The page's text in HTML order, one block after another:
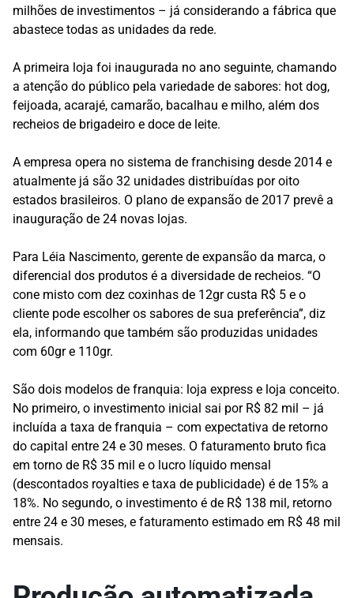
milhões de investimentos – já considerando a fábrica que
abastece todas as unidades da rede.
A primeira loja foi inaugurada no ano seguinte, chamando
a atenção do público pela variedade de sabores: hot dog,
feijoada, acarajé, camarão, bacalhau e milho, além dos
recheios de brigadeiro e doce de leite.
A empresa opera no sistema de franchising desde 2014 e
atualmente já são 32 unidades distribuídas por oito
estados brasileiros. O plano de expansão de 2017 prevê a
inauguração de 24 novas lojas.
Para Léia Nascimento, gerente de expansão da marca, o
diferencial dos produtos é a diversidade de recheios. “O
cone misto com dez coxinhas de 12gr custa R$ 5 e o
cliente pode escolher os sabores de sua preferência”, diz
ela, informando que também são produzidas unidades
com 60gr e 110gr.
São dois modelos de franquia: loja express e loja conceito.
No primeiro, o investimento inicial sai por R$ 82 mil – já
incluída a taxa de franquia – com expectativa de retorno
do capital entre 24 e 30 meses. O faturamento bruto fica
em torno de R$ 35 mil e o lucro líquido mensal
(descontados royalties e taxa de publicidade) é de 15% a
18%. No segundo, o investimento é de R$ 138 mil, retorno
entre 24 e 30 meses, e faturamento estimado em R$ 48 mil
mensais.